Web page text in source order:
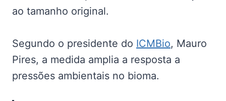
ao tamanho original.
Segundo o presidente do ICMBio, Mauro
Pires, a medida amplia a resposta a
pressões ambientais no bioma.